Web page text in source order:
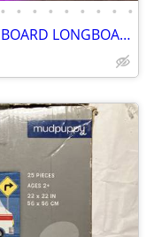
• • • • • • • • •
BACKFIRE ZEALOT S ELECTRIC SKATEBOARD LONGBOARD HOVERBOARD NEW BATTERY